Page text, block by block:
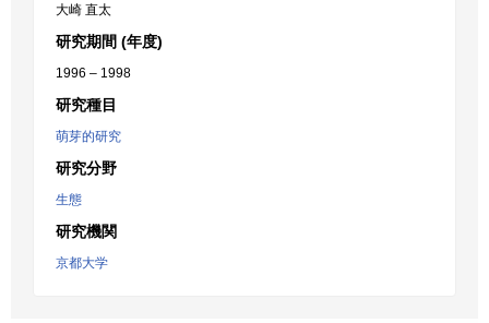
大崎 直太
研究期間 (年度)
1996 – 1998
研究種目
萌芽的研究
研究分野
生態
研究機関
京都大学